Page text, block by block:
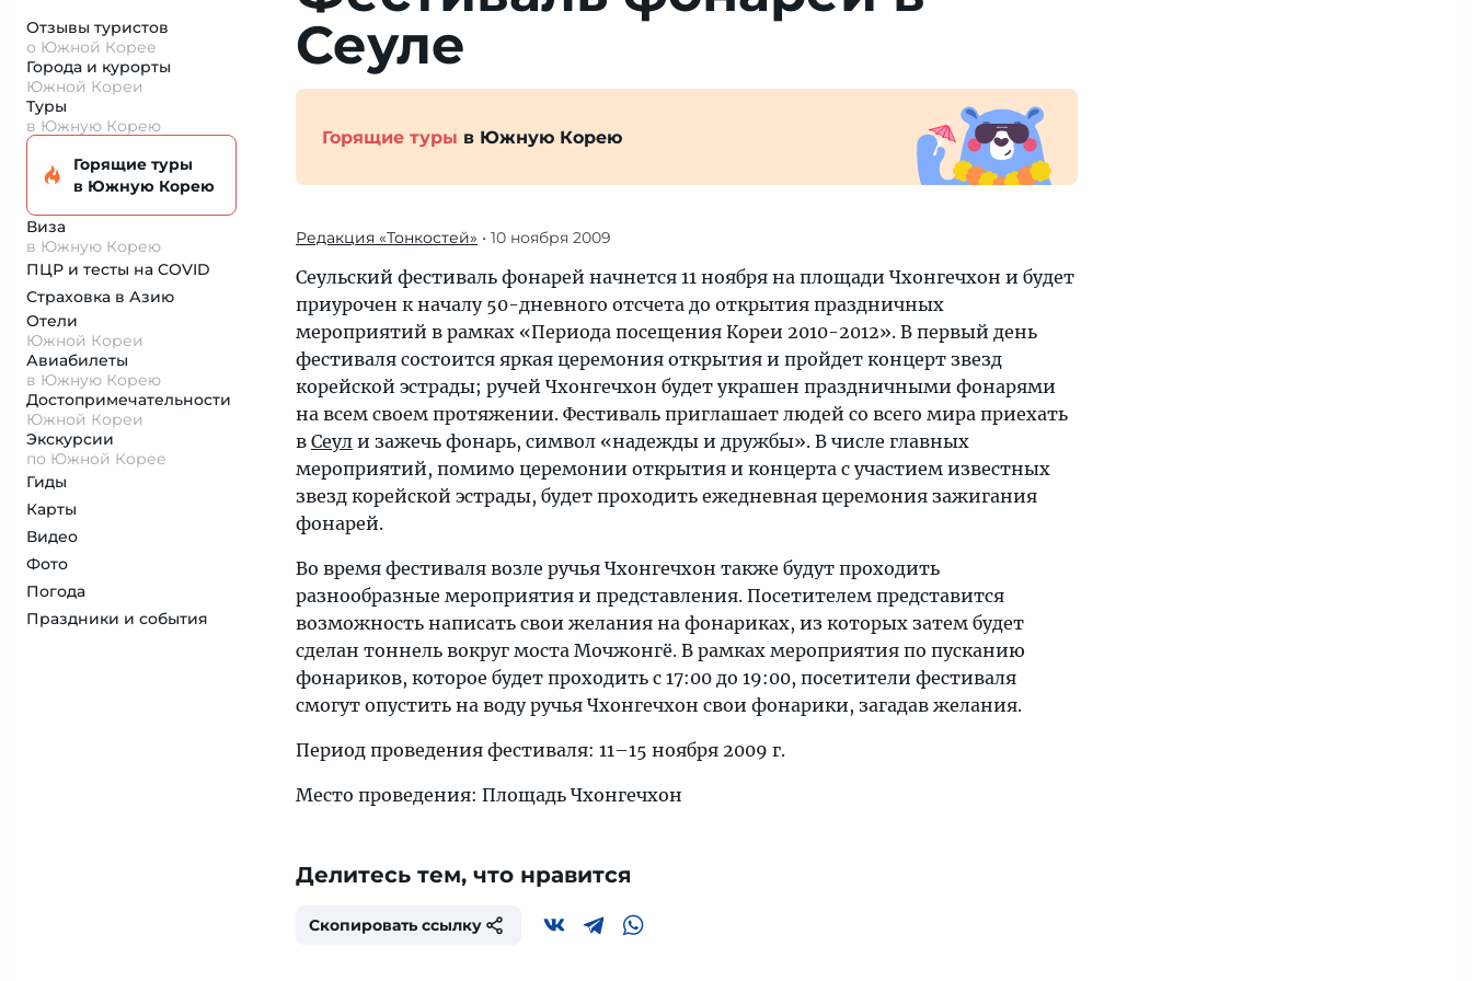
Отзывы туристов
о Южной Корее
Города и курорты
Южной Кореи
Туры
в Южную Корею
Горящие туры
в Южную Корею
Виза
в Южную Корею
ПЦР и тесты на COVID
Страховка в Азию
Отели
Южной Кореи
Авиабилеты
в Южную Корею
Достопримеча­тельности
Южной Кореи
Экскурсии
по Южной Корее
Гиды
Карты
Видео
Фото
Погода
Праздники и события
Сеуле
Горящие туры в Южную Корею
Редакция «Тонкостей» • 10 ноября 2009
Сеульский фестиваль фонарей начнется 11 ноября на площади Чхонгечхон и будет
приурочен к началу 50-дневного отсчета до открытия праздничных
мероприятий в рамках «Периода посещения Кореи 2010-2012». В первый день
фестиваля состоится яркая церемония открытия и пройдет концерт звезд
корейской эстрады; ручей Чхонгечхон будет украшен праздничными фонарями
на всем своем протяжении. Фестиваль приглашает людей со всего мира приехать
в Сеул и зажечь фонарь, символ «надежды и дружбы». В числе главных
мероприятий, помимо церемонии открытия и концерта с участием известных
звезд корейской эстрады, будет проходить ежедневная церемония зажигания
фонарей.
Во время фестиваля возле ручья Чхонгечхон также будут проходить
разнообразные мероприятия и представления. Посетителем представится
возможность написать свои желания на фонариках, из которых затем будет
сделан тоннель вокруг моста Мочжонгё. В рамках мероприятия по пусканию
фонариков, которое будет проходить с 17:00 до 19:00, посетители фестиваля
смогут опустить на воду ручья Чхонгечхон свои фонарики, загадав желания.
Период проведения фестиваля: 11–15 ноября 2009 г.
Место проведения: Площадь Чхонгечхон
Делитесь тем, что нравится
Скопировать ссылку